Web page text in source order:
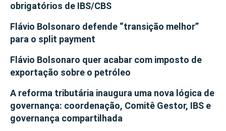
obrigatórios de IBS/CBS
Flávio Bolsonaro defende “transição melhor”
para o split payment
Flávio Bolsonaro quer acabar com imposto de
exportação sobre o petróleo
A reforma tributária inaugura uma nova lógica de
governança: coordenação, Comitê Gestor, IBS e
governança compartilhada